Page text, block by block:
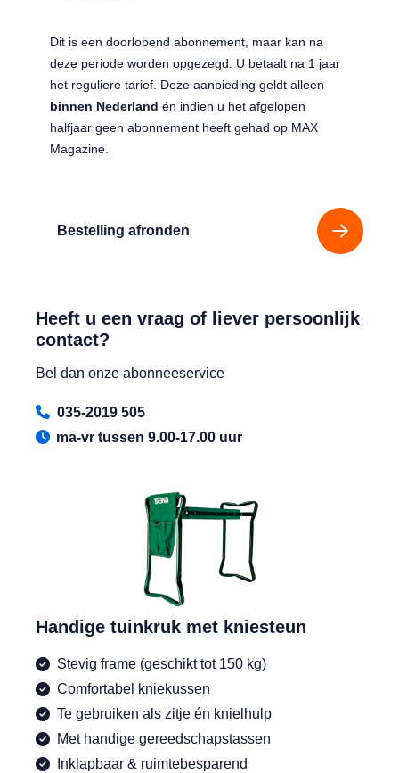
Dit is een doorlopend abonnement, maar kan na
deze periode worden opgezegd. U betaalt na 1 jaar
het reguliere tarief. Deze aanbieding geldt alleen
binnen Nederland én indien u het afgelopen
halfjaar geen abonnement heeft gehad op MAX
Magazine.
Bestelling afronden
Heeft u een vraag of liever persoonlijk
contact?
Bel dan onze abonneeservice
035-2019 505
ma-vr tussen 9.00-17.00 uur
Handige tuinkruk met kniesteun
Stevig frame (geschikt tot 150 kg)
Comfortabel kniekussen
Te gebruiken als zitje én knielhulp
Met handige gereedschapstassen
Inklapbaar & ruimtebesparend